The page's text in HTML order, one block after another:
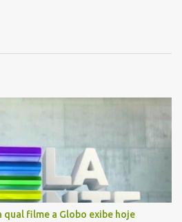
qual filme a Globo exibe hoje